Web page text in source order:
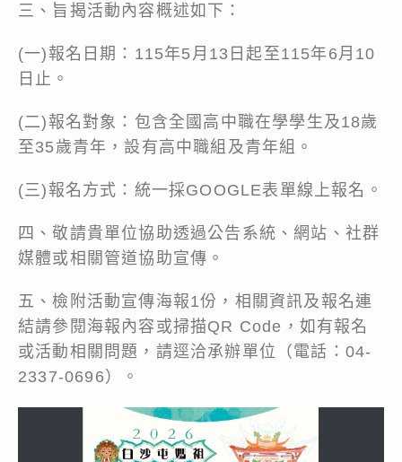
三、旨揭活動內容概述如下：
(一)報名日期：115年5月13日起至115年6月10
日止。
(二)報名對象：包含全國高中職在學學生及18歲
至35歲青年，設有高中職組及青年組。
(三)報名方式：統一採GOOGLE表單線上報名。
四、敬請貴單位協助透過公告系統、網站、社群
媒體或相關管道協助宣傳。
五、檢附活動宣傳海報1份，相關資訊及報名連
結請參閱海報內容或掃描QR Code，如有報名
或活動相關問題，請逕洽承辦單位（電話：04-
2337-0696）。